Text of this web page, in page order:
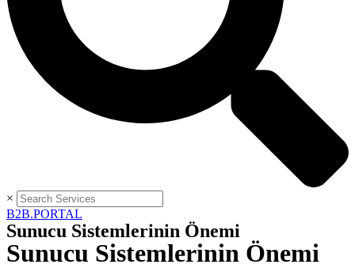
×
B2B.PORTAL
Sunucu Sistemlerinin Önemi
Sunucu Sistemlerinin Önemi